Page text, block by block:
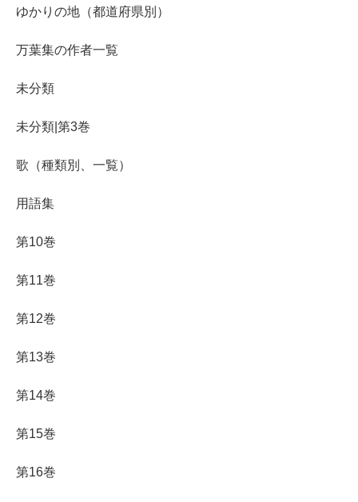
ゆかりの地（都道府県別）
万葉集の作者一覧
未分類
未分類|第3巻
歌（種類別、一覧）
用語集
第10巻
第11巻
第12巻
第13巻
第14巻
第15巻
第16巻